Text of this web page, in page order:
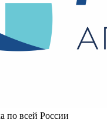
по всей России